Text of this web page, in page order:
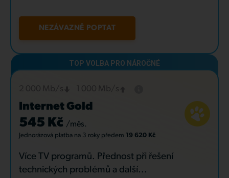
NEZÁVAZNĚ POPTAT
Internet Gold
545 Kč /měs.
Jednorázová platba na 3 roky předem 19 620 Kč
Více TV programů. Přednost při řešení
technických problémů a další...